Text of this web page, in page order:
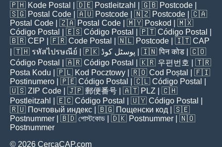
🇵🇭 Kode Postal | 🇩🇪 Postleitzahl | 🇬🇧 Postcode
🇸🇬 Postal Code | 🇦🇺 Postcode | 🇳🇿 Postcode | 🇨🇦
Postal Code | 🇿🇦 Postal Code | 🇲🇾 Poskod
| 🇲🇽
Código Postal
| 🇪🇸 Código Postal | 🇵🇹 Código Postal
🇧🇷 CEP | 🇫🇷 Code Postal | 🇳🇱 Postcode | 🇮🇹 CAP
| 🇹🇭 รหัสไปรษณีย์ | 🇵🇰 پوسٹل کوڈ | 🇮🇳पिन कोड | 🇨🇴
Código Postal
| 🇦🇷 Código Postal | 🇰🇷 우편번호
| 🇹🇷
Posta Kodu | 🇵🇱 Kod Pocztowy | 🇷🇴 Cod Poștal
| 🇫🇮
Postinumero | 🇵🇪 Código Postal | 🇨🇱 Código Postal
🇺🇸 ZIP Code | 🇯🇵 郵便番号 | 🇦🇹 PLZ | 🇨🇭
Postleitzahl
| 🇪🇨 Código Postal | 🇺🇾 Código Postal
🇷🇺 Почтовый индекс | 🇧🇬 Пощенски код | 🇸🇪
Postnummer | 🇧🇩 পোস্টকোড | 🇩🇰 Postnummer | 🇳🇴
Postnummer
© 2026 CercaCAP.com